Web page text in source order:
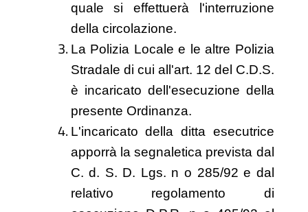
quale si effettuerà l'interruzione
della circolazione.
La Polizia Locale e le altre Polizia
Stradale di cui all'art. 12 del C.D.S.
è incaricato dell'esecuzione della
presente Ordinanza.
L'incaricato della ditta esecutrice
apporrà la segnaletica prevista dal
C. d. S. D. Lgs. n o 285/92 e dal
relativo regolamento di